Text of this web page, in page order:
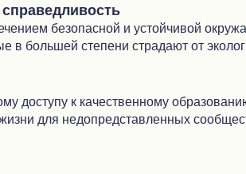
безопасной и устойчивой
в большей степени страдают от
доступу к качественному
для недопредставленных